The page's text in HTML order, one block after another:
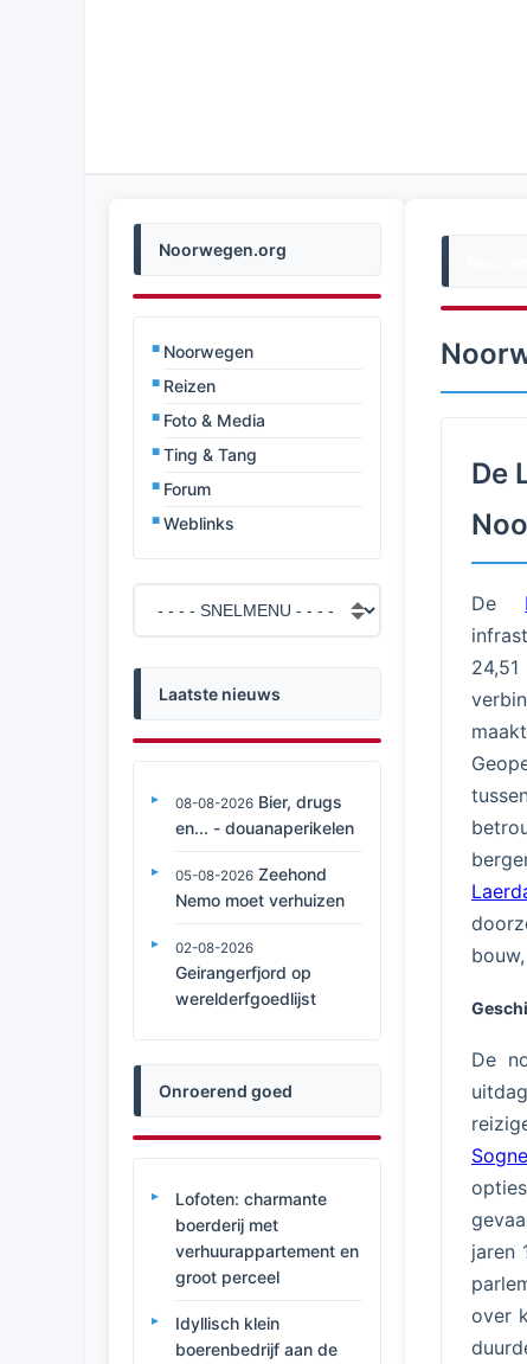
Noorwegen.org
Noorwegen
Reizen
Foto & Media
Ting & Tang
Forum
Weblinks
Laatste nieuws
08-08-2026 Bier, drugs
en... - douanaperikelen
05-08-2026 Zeehond
Nemo moet verhuizen
02-08-2026
Geirangerfjord op
werelderfgoedlijst
Onroerend goed
Lofoten: charmante
boerderij met
verhuurappartement en
groot perceel
Idyllisch klein
boerenbedrijf aan de
De
De
De
jaren
over